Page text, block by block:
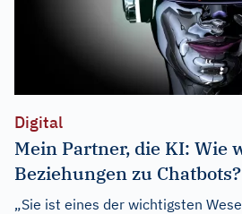
Digital
Mein Partner, die KI: Wie
Beziehungen zu Chatbots?
„Sie ist eines der wichtigsten